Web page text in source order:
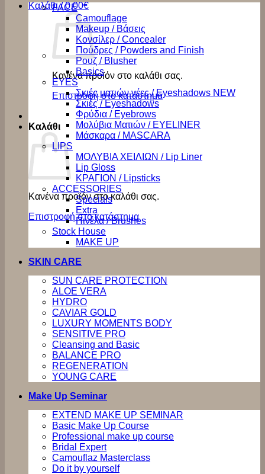
Καλάθι /0,00€
Κανένα προϊόν στο καλάθι σας.
Επιστροφή στο κατάστημα
Καλάθι
Κανένα προϊόν στο καλάθι σας.
Επιστροφή στο κατάστημα
FACE
Camouflage
Makeup / Βάσεις
Κονσίλερ / Concealer
Πούδρες / Powders and Finish
Ρουζ / Blusher
Basics
EYES
Σκιές ματιών νέες / Eyeshadows NEW
Σκιές / Eyeshadows
Φρύδια / Eyebrows
Μολύβια Ματιών / EYELINER
Μάσκαρα / MASCARA
LIPS
ΜΟΛΥΒΙΑ ΧΕΙΛΙΩΝ / Lip Liner
Lip Gloss
ΚΡΑΓΙΟΝ / Lipsticks
ACCESSORIES
Specials
Extra
Πινέλα / Brushes
Stock House
MAKE UP
SKIN CARE
SUN CARE PROTECTION
ALOE VERA
HYDRO
CAVIAR GOLD
LUXURY MOMENTS BODY
SENSITIVE PRO
Cleansing and Basic
BALANCE PRO
REGENERATION
YOUNG CARE
Make Up Seminar
EXTEND MAKE UP SEMINAR
Basic Make Up Course
Professional make up course
Bridal Expert
Camouflaz Masterclass
Do it by yourself